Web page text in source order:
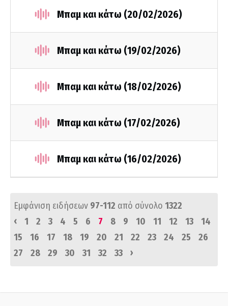
Μπαμ και κάτω (20/02/2026)
Μπαμ και κάτω (19/02/2026)
Μπαμ και κάτω (18/02/2026)
Μπαμ και κάτω (17/02/2026)
Μπαμ και κάτω (16/02/2026)
Εμφάνιση ειδήσεων 97-112 από σύνολο 1322
‹
1 2 3 4 5 6 7 8 9 10 11 12 13
14
15
16 17 18 19 20 21 22 23 24 25
26
27
28 29 30 31 32 33 ›